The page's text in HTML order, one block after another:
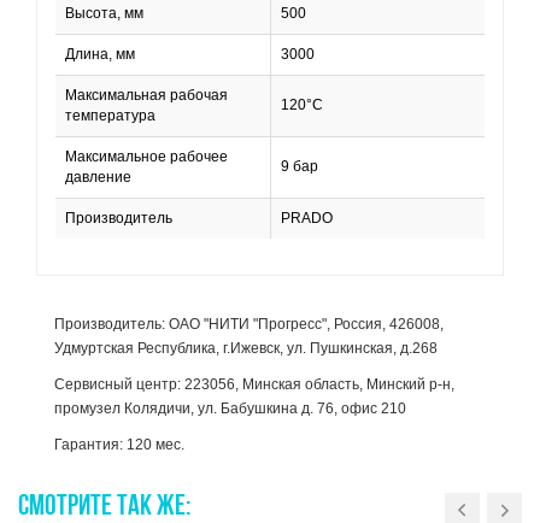
Высота, мм 500
Длина, мм 3000
Максимальная рабочая
температура
120°C
Максимальное рабочее
давление
9 бар
Производитель PRADO
Производитель: ОАО "НИТИ "Прогресс", Россия, 426008,
Удмуртская Республика, г.Ижевск, ул. Пушкинская, д.268
Сервисный центр: 223056, Минская область, Минский р-н,
промузел Колядичи, ул. Бабушкина д. 76, офис 210
Гарантия: 120 мес.
СМОТРИТЕ ТАКЖЕ: